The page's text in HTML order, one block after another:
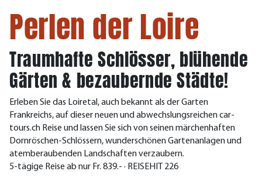
Perlen der Loire
Traumhafte Schlösser, blühende
Gärten & bezaubernde Städte!
Erleben Sie das Loiretal, auch bekannt als der Garten
Frankreichs, auf dieser neuen und abwechslungsreichen car-
tours.ch Reise und lassen Sie sich von seinen märchenhaften
Dornröschen-Schlössern, wunderschönen Gartenanlagen und
atemberaubenden Landschaften verzaubern.
5-tägige Reise ab nur Fr. 839.- · REISEHIT 226